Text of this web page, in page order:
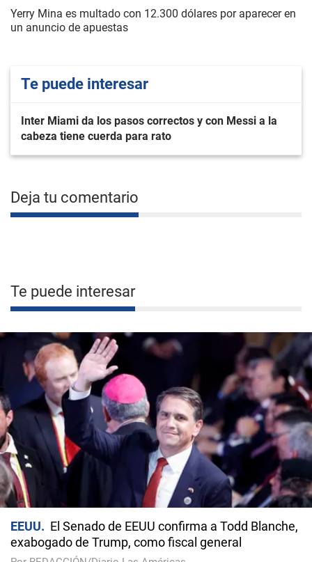
Yerry Mina es multado con 12.300 dólares por aparecer en
un anuncio de apuestas
Te puede interesar
Inter Miami da los pasos correctos y con Messi a la
cabeza tiene cuerda para rato
Deja tu comentario
Te puede interesar
EEUU
El Senado de EEUU confirma a Todd Blanche,
exabogado de Trump, como fiscal general